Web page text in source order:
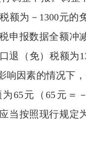
额为－1300元的
申报数据全额冲
退（免）税额为
响因素的情况下
65元（65元＝
当按照现行规定